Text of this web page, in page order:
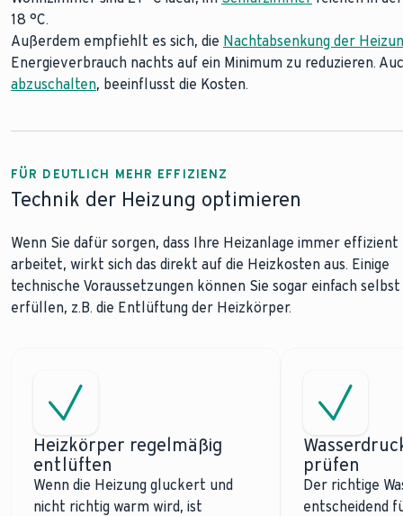
18 °C.
Außerdem empfiehlt es sich, die Nachtabsenkung der
Energieverbrauch nachts auf ein Minimum zu reduzieren.
abzuschalten, beeinflusst die Kosten.
20 °C.
Grundsätzlich sollten die Thermostate natürlich immer so
Temperaturliefert. Zusätzlich sollte geprüft werden, ob es
automatisch nachts runterregelt. Achten Sie auch darauf,
werden. Das sorgt für ein gutes Raumklima und verhindert
es wird weniger Energie verbraucht. Schon kleine
Heizkosten sorgen.
FÜR DEUTLICH MEHR EFFIZIENZ
Technik der Heizung optimieren
Wenn Sie dafür sorgen, dass Ihre Heizanlage immer effizient
arbeitet, wirkt sich das direkt auf die Heizkosten aus. Einige
technische Voraussetzungen können Sie sogar einfach selbst
erfüllen, z.B. die Entlüftung der Heizkörper.
Heizkörper regelmäßig
entlüften
Wenn die Heizung gluckert und
nicht richtig warm wird, ist
prüfen
Der richtige
entscheidend